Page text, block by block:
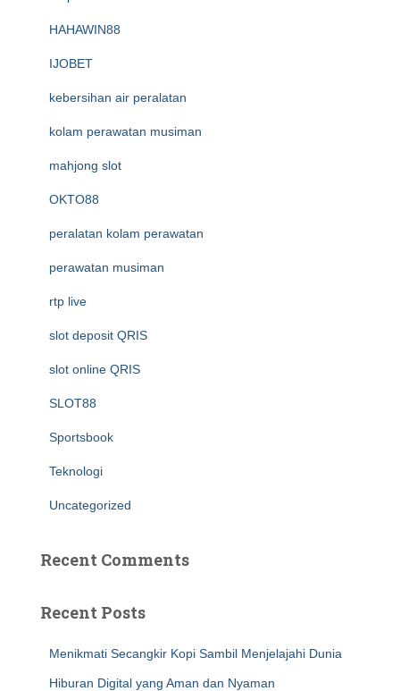
HAHAWIN88
IJOBET
kebersihan air peralatan
kolam perawatan musiman
mahjong slot
OKTO88
peralatan kolam perawatan
perawatan musiman
rtp live
slot deposit QRIS
slot online QRIS
SLOT88
Sportsbook
Teknologi
Uncategorized
Recent Comments
Recent Posts
Menikmati Secangkir Kopi Sambil Menjelajahi Dunia
Hiburan Digital yang Aman dan Nyaman